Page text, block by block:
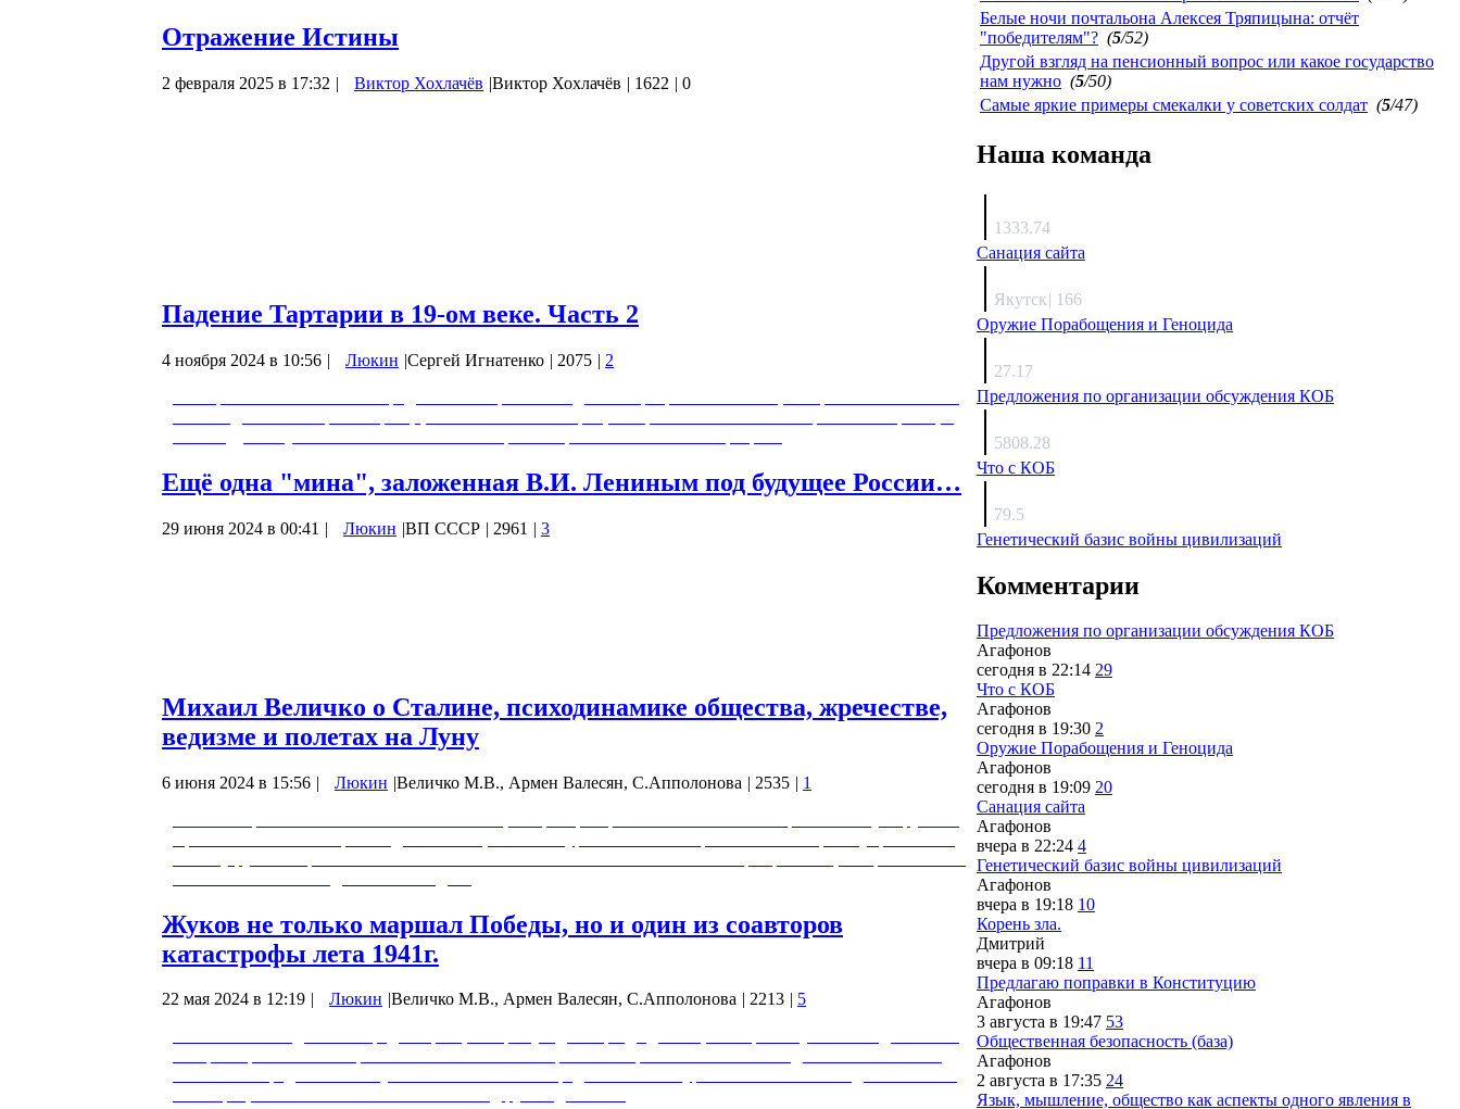
Отражение Истины
2 февраля 2025 в 17:32 | Виктор Хохлачёв |Виктор Хохлачёв | 1622 | 0
Падение Тартарии в 19-ом веке. Часть 2
4 ноября 2024 в 10:56 | Люкин |Сергей Игнатенко | 2075 | 2
Ещё одна "мина", заложенная В.И. Лениным под будущее России…
29 июня 2024 в 00:41 | Люкин |ВП СССР | 2961 | 3
Михаил Величко о Сталине, психодинамике общества, жречестве,
ведизме и полетах на Луну
6 июня 2024 в 15:56 | Люкин |Величко М.В., Армен Валесян, С.Апполонова | 2535 | 1
Жуков не только маршал Победы, но и один из соавторов
катастрофы лета 1941г.
22 мая 2024 в 12:19 | Люкин |Величко М.В., Армен Валесян, С.Апполонова | 2213 | 5
Белые ночи почтальона Алексея Тряпицына: отчёт
"победителям"? (5/52)
Другой взгляд на пенсионный вопрос или какое государство
нам нужно (5/50)
Самые яркие примеры смекалки у советских солдат (5/47)
Наша команда
1333.74
Санация сайта
Якутск| 166
Оружие Порабощения и Геноцида
27.17
Предложения по организации обсуждения КОБ
5808.28
Что с КОБ
79.5
Генетический базис войны цивилизаций
Комментарии
Предложения по организации обсуждения КОБ
Агафонов
сегодня в 22:14 29
Что с КОБ
Агафонов
сегодня в 19:30 2
Оружие Порабощения и Геноцида
Агафонов
сегодня в 19:09 20
Санация сайта
Агафонов
вчера в 22:24 4
Генетический базис войны цивилизаций
Агафонов
вчера в 19:18 10
Корень зла.
Дмитрий
вчера в 09:18 11
Предлагаю поправки в Конституцию
Агафонов
3 августа в 19:47 53
Общественная безопасность (база)
Агафонов
2 августа в 17:35 24
Язык, мышление, общество как аспекты одного явления в